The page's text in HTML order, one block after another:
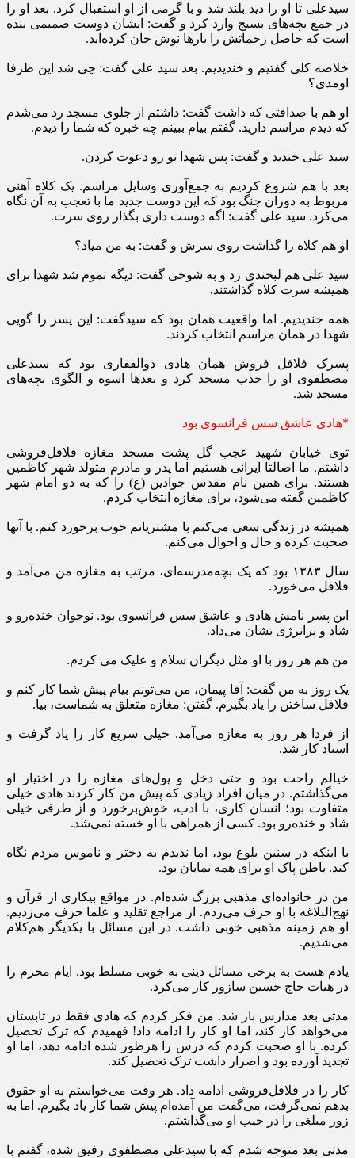
سیدعلی تا او را دید بلند شد و با گرمی از او استقبال کرد. بعد او را
در جمع بچه‌های بسیج وارد کرد و گفت: ایشان دوست صمیمی بنده
است که حاصل زحماتش را بارها نوش جان کرده‌اید.
خلاصه کلی گفتیم و خندیدیم. بعد سید علی گفت: چی شد این طرفا
اومدی؟
او هم با صداقتی که داشت گفت:‌ داشتم از جلوی مسجد رد می‌شدم
که دیدم مراسم دارید. گفتم بیام ببینم چه خبره که شما را دیدم.
سید علی خندید و گفت: پس شهدا تو رو دعوت کردن.
بعد با هم شروع کردیم به جمع‌آوری وسایل مراسم. یک کلاه آهنی
مربوط به دوران جنگ بود که این دوست جدید ما با تعجب به آن نگاه
می‌کرد. سید علی گفت:‌ اگه دوست داری بگذار روی سرت.
او هم کلاه را گذاشت روی سرش و گفت: به من میاد؟
سید علی هم لبخندی زد و به شوخی گفت: دیگه تموم شد شهدا برای
همیشه سرت کلاه گذاشتند.
همه خندیدیم. اما واقعیت همان بود که سیدگفت: این پسر را گویی
شهدا در همان مراسم انتخاب کردند.
پسرک فلافل فروش همان هادی ذوالفقاری بود که سیدعلی
مصطفوی او را جذب مسجد کرد و بعدها اسوه و الگوی بچه‌های
مسجد شد.
*هادی عاشق سس فرانسوی بود
توی خیابان شهید عجب گل پشت مسجد مغازه فلافل‌فروشی
داشتم. ما اصالتا ایرانی هستیم اما پدر و مادرم متولد شهر کاظمین
هستند. برای همین نام مقدس جوادین (ع) را که به دو امام شهر
کاظمین گفته می‌شود، برای مغازه انتخاب کردم.
همیشه در زندگی سعی می‌کنم با مشتریانم خوب برخورد کنم. با آنها
صحبت کرده و حال و احوال می‌کنم.
سال ۱۳۸۳ بود که یک بچه‌مدرسه‌ای، مرتب به مغازه من می‌آمد و
فلافل می‌خورد.
این پسر نامش هادی و عاشق سس فرانسوی بود. نوجوان خنده‌رو و
شاد و پرانرژی نشان می‌داد.
من هم هر روز با او مثل دیگران سلام و علیک می کردم.
یک روز به من گفت: آقا پیمان، من می‌تونم بیام پیش شما کار کنم و
فلافل ساختن را یاد بگیرم. گفتن: مغازه متعلق به شماست، بیا.
از فردا هر روز به مغازه می‌آمد. خیلی سریع کار را یاد گرفت و
استاد کار شد.
خیالم راحت بود و حتی دخل و پول‌های مغازه را در اختیار او
می‌گذاشتم. در میان افراد زیادی که پیش من کار کردند هادی خیلی
متفاوت بود؛ انسان کاری، با ادب، خوش‌برخورد و از طرفی خیلی
شاد و خنده‌رو بود. کسی از همراهی با او خسته نمی‌شد.
با اینکه در سنین بلوغ بود، اما ندیدم به دختر و ناموس مردم نگاه
کند. باطن پاک او برای همه نمایان بود.
من در خانواده‌ای مذهبی بزرگ شده‌ام. در مواقع بیکاری از قرآن و
نهج‌البلاغه با او حرف می‌زدم. از مراجع تقلید و علما حرف می‌زدیم.
او هم زمینه مذهبی خوبی داشت. در این مسائل با یکدیگر هم‌کلام
می‌شدیم.
یادم هست به برخی مسائل دینی به خوبی مسلط بود. ایام محرم را
در هیات حاج حسین سازور کار می‌کرد.
مدتی بعد مدارس باز شد. من فکر کردم که هادی فقط در تابستان
می‌خواهد کار کند، اما او کار را ادامه داد! فهمیدم که ترک تحصیل
کرده. با او صحبت کردم که درس را هرطور شده ادامه دهد، اما او
تجدید آورده بود و اصرار داشت ترک تحصیل کند.
کار را در فلافل‌فروشی ادامه داد. هر وقت می‌خواستم به او حقوق
بدهم نمی‌گرفت، می‌گفت من آمده‌ام پیش شما کار یاد بگیرم. اما به
زور مبلغی را در جیب او می‌گذاشتم.
مدتی بعد متوجه شدم که با سیدعلی مصطفوی رفیق شده، گفتم با